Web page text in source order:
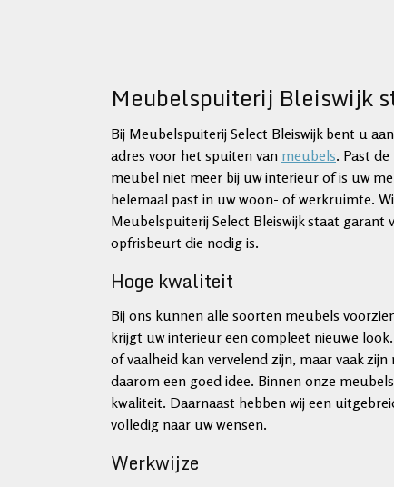
Meubelspuiterij Bleiswijk
Bij Meubelspuiterij Select Bleiswijk bent u
adres voor het spuiten van meubels. Past
meubel niet meer bij uw interieur of is uw
helemaal past in uw woon- of werkruimte.
Meubelspuiterij Select Bleiswijk staat
opfrisbeurt die nodig is.
Hoge kwaliteit
Bij ons kunnen alle soorten meubels
krijgt uw interieur een compleet nieuwe
of vaalheid kan vervelend zijn, maar vaak
daarom een goed idee. Binnen onze
kwaliteit. Daarnaast hebben wij een
volledig naar uw wensen.
Werkwijze